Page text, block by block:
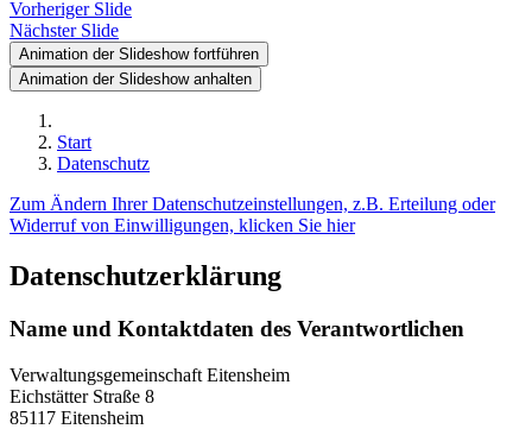
Vorheriger Slide
Nächster Slide
Animation der Slideshow fortführen
Animation der Slideshow anhalten
Start
Datenschutz
Zum Ändern Ihrer Datenschutzeinstellungen, z.B. Erteilung oder
Widerruf von Einwilligungen, klicken Sie hier
Datenschutzerklärung
Name und Kontaktdaten des Verantwortlichen
Verwaltungsgemeinschaft Eitensheim
Eichstätter Straße 8
85117 Eitensheim